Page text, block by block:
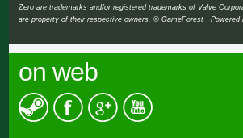
Zero are trademarks and/or registered trademarks of Valve
are property of their respective owners. © GameForest
on web